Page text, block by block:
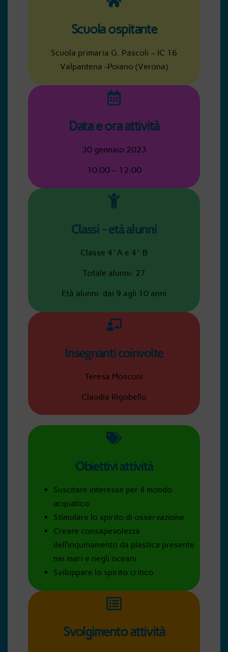
Scuola ospitante
Scuola primaria G. Pascoli – IC 16
Valpantena -Poiano (Verona)
Data e ora attività
30 gennaio 2023
10:00 – 12:00
Classi - età alunni
Classe 4^A e 4^ B
Totale alunni: 27
Età alunni: dai 9 agli 10 anni
Insegnanti coinvolte
Teresa Mosconi
Claudia Rigobello
Obiettivi attività
Suscitare interesse per il mondo
acquatico
Stimolare lo spirito di osservazione
Creare consapevolezza
dell’inquinamento da plastica presente
nei mari e negli oceani
Sviluppare lo spirito critico
Svolgimento attività